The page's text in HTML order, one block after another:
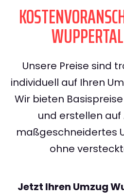
Unsere Preise sind
individuell auf Ihren
Wir bieten
und erstellen auf
maßgeschneidertes
ohne
Jetzt Ihren Umzug